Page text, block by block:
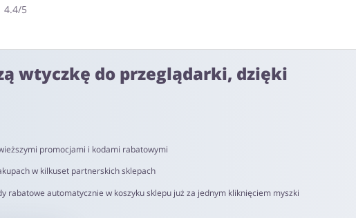
4.4/5
wtyczkę do przeglądarki, dzięki
promocjami i kodami rabatowymi
w kilkuset partnerskich sklepach
rabatowe automatycznie w koszyku sklepu już za jednym kliknięciem myszki